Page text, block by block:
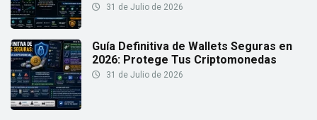
31 de Julio de 2026
Guía Definitiva de Wallets Seguras en
2026: Protege Tus Criptomonedas
31 de Julio de 2026